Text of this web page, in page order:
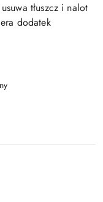
tłuszcz i nalot
dodatek